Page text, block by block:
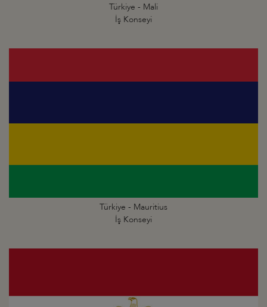
Türkiye - Mali
İş Konseyi
Türkiye - Mauritius
İş Konseyi